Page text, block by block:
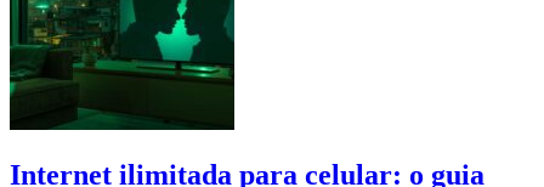
Internet ilimitada para celular: o guia